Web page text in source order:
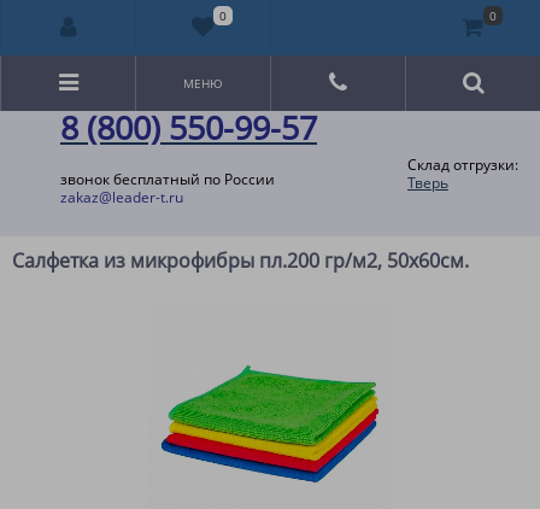
8 (800) 550-99-57
звонок бесплатный по России
zakaz@leader-t.ru
Склад отгрузки:
Тверь
МЕНЮ
Салфетка из микрофибры пл.200 гр/м2, 50х60см.
0 0